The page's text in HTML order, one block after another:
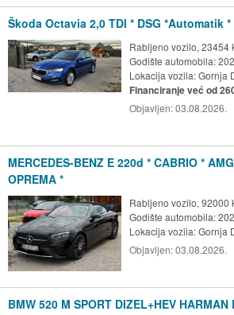
Škoda Octavia 2,0 TDI * DSG *Automatik
Rabljeno vozilo, 23454
Godište automobila:
Lokacija vozila:Gornja
Financiranje već od
Objavljen:03.08.2026.
MERCEDES-BENZ E 220d * CABRIO *
OPREMA *
Rabljeno vozilo, 92000
Godište automobila:
Lokacija vozila:Gornja
Objavljen:03.08.2026.
BMW 520 M SPORT DIZEL+HEV HARMAN